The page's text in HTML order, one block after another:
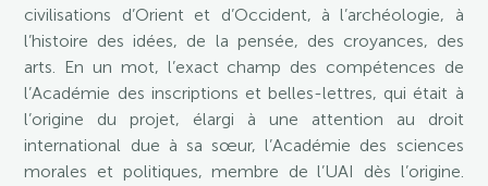
civilisations d’Orient et d’Occident, à l’archéologie, à
l’histoire des idées, de la pensée, des croyances, des
arts. En un mot, l’exact champ des compétences de
l’Académie des inscriptions et belles-lettres, qui était à
l’origine du projet, élargi à une attention au droit
international due à sa sœur, l’Académie des sciences
morales et politiques, membre de l’UAI dès l’origine.